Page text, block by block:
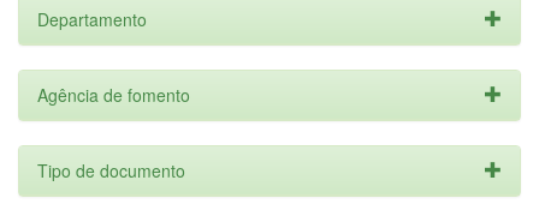
Departamento
Agência de fomento
Tipo de documento